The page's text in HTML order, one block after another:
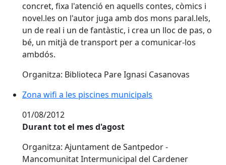
concret, fixa l'atenció en aquells contes, còmics i
novel.les on l'autor juga amb dos mons paral.lels,
un de real i un de fantàstic, i crea un lloc de pas, o
bé, un mitjà de transport per a comunicar-los
ambdós.
Organitza: Biblioteca Pare Ignasi Casanovas
Zona wifi a les piscines municipals
01/08/2012
Durant tot el mes d'agost
Organitza: Ajuntament de Santpedor -
Mancomunitat Intermunicipal del Cardener